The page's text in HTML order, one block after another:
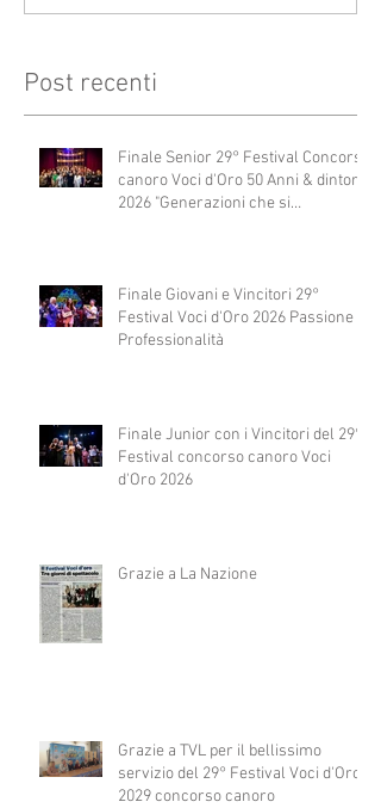
Post recenti
Finale Senior 29° Festival Concorso
canoro Voci d'Oro 50 Anni & dintorni
2026 "Generazioni che si
Finale Giovani e Vincitori 29°
Festival Voci d'Oro 2026 Passione e
Professionalità
Finale Junior con i Vincitori del 29°
Festival concorso canoro Voci
d'Oro 2026
Grazie a La Nazione
Grazie a TVL per il bellissimo
servizio del 29° Festival Voci d'Oro
2029 concorso canoro